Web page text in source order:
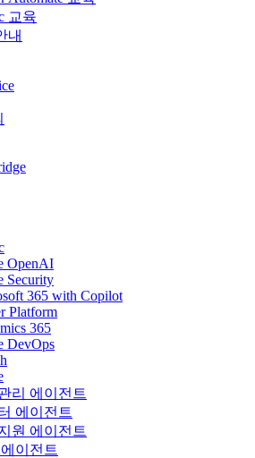
교육
내
OpenAI
Security
365 with Copilot
Platform
365
DevOps
리 에이전트
에이전트
원 에이전트
이전트